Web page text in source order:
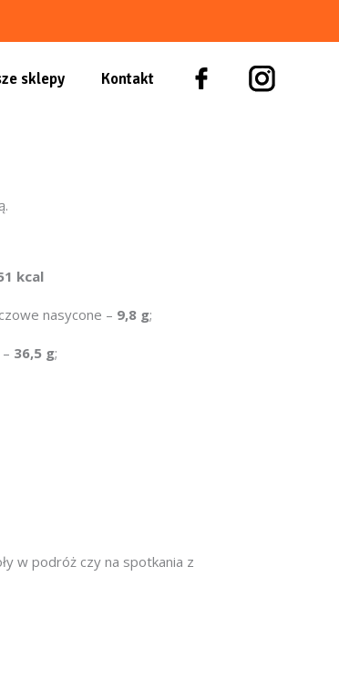
sklepy Kontakt
kcal
nasycone – 9,8 g;
36,5 g;
w podróż czy na spotkania z